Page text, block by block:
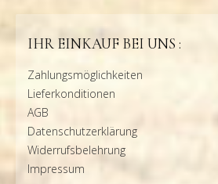
IHR EINKAUF BEI UNS :
Zahlungsmöglichkeiten
Lieferkonditionen
AGB
Datenschutzerklärung
Widerrufsbelehrung
Impressum